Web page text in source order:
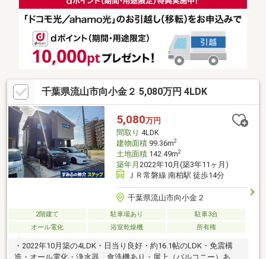
か。
千葉県流山市向小金２ 5,080万円 4LDK
5,080万円
間取り 4LDK
建物面積99.36m2
土地面積142.49m2
築年月 2022年10月(築3年11ヶ月)
ＪＲ常磐線 南柏駅 徒歩14分
千葉県流山市向小金２
2階建て 駐車場あり
駐車3台
オール電化
浴室乾燥機 所有権
・2022年10月築の4LDK・日当り良好・約16.1帖のLDK・免震構
造・オール電化・浄水器、食洗機あり・屋上（バルコニー）あ